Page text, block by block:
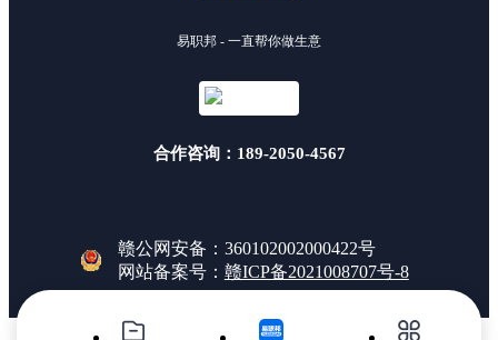
易职邦 - 一直帮你做生意
合作咨询：189-2050-4567
赣公网安备：360102002000422号
网站备案号： 赣ICP备2021008707号-8